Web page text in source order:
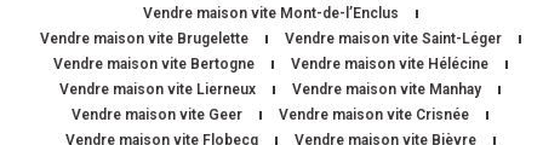
Vendre maison vite Mont-de-l’Enclus
Vendre maison vite Brugelette
Vendre maison vite Saint-Léger
Vendre maison vite Bertogne
Vendre maison vite Hélécine
Vendre maison vite Lierneux
Vendre maison vite Manhay
Vendre maison vite Geer
Vendre maison vite Crisnée
Vendre maison vite Flobecq
Vendre maison vite Bièvre